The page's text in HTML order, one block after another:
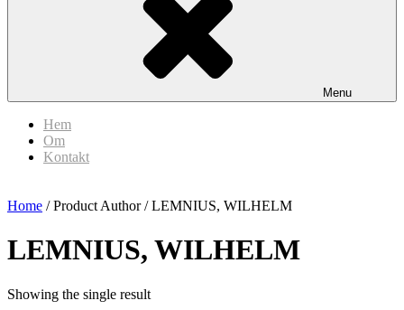
Menu
Hem
Om
Kontakt
Home / Product Author / LEMNIUS, WILHELM
LEMNIUS, WILHELM
Showing the single result